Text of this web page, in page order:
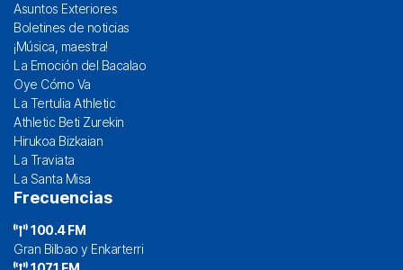
Asuntos Exteriores
Boletines de noticias
¡Música, maestra!
La Emoción del Bacalao
Oye Cómo Va
La Tertulia Athletic
Athletic Beti Zurekin
Hirukoa Bizkaian
La Traviata
La Santa Misa
Frecuencias
100.4 FM
Gran Bilbao y Enkarterri